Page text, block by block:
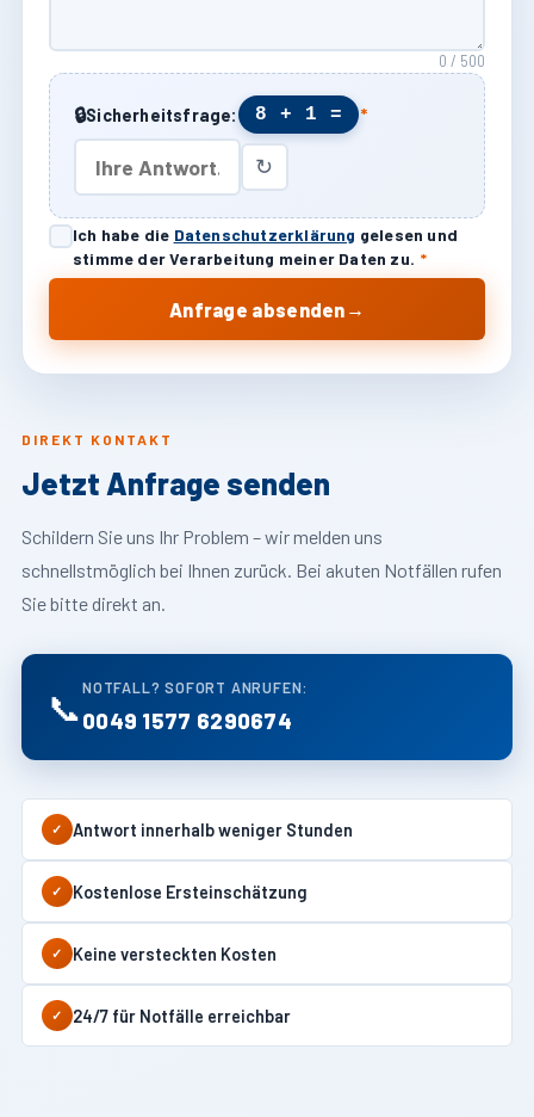
DIREKT KONTAKT
Jetzt Anfrage senden
Schildern Sie uns Ihr Problem – wir melden uns
schnellstmöglich bei Ihnen zurück. Bei akuten Notfällen rufen
Sie bitte direkt an.
📞 NOTFALL? SOFORT ANRUFEN:
0049 1577 6290674
✓ Antwort innerhalb weniger Stunden
✓ Kostenlose Ersteinschätzung
✓ Keine versteckten Kosten
✓ 24/7 für Notfälle erreichbar
0 / 500
🔒Sicherheitsfrage: 8 + 1 = *
↻
Ich habe die Datenschutzerklärung gelesen und
stimme der Verarbeitung meiner Daten zu. *
Anfrage absenden →